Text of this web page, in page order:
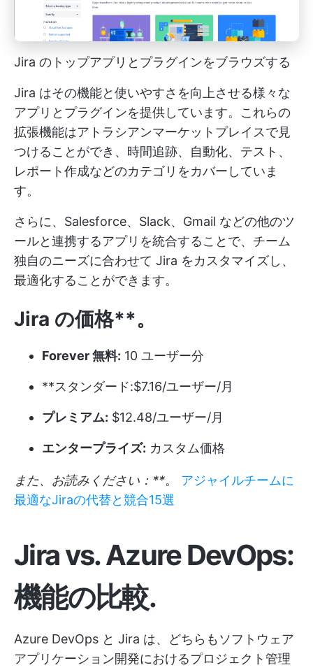
Jira のトップアプリとプラグインをブラウズする
Jira はその機能と使いやすさを向上させる様々な
アプリとプラグインを提供しています。これらの
拡張機能はアトラシアンマーケットプレイスで見
つけることができ、時間追跡、自動化、テスト、
レポート作成などのカテゴリをカバーしていま
す。
さらに、Salesforce、Slack、Gmail などの他のツ
ールと連携するアプリを統合することで、チーム
独自のニーズに合わせて Jira をカスタマイズし、
最適化することができます。
Jira の価格**。
Forever 無料: 10 ユーザー分
**スタンダード:$7.16/ユーザー/月
プレミアム: $12.48/ユーザー/月
エンタープライズ: カスタム価格
また、お読みください：**。 アジャイルチームに
最適なJiraの代替と競合15選
Jira vs. Azure DevOps:
機能の比較.
Azure DevOps と Jira は、どちらもソフトウェア
アプリケーション開発におけるプロジェクト管理